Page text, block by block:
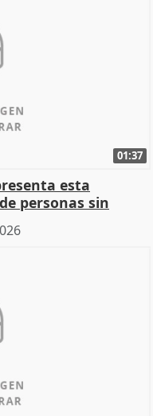
01:37
esta
personas sin